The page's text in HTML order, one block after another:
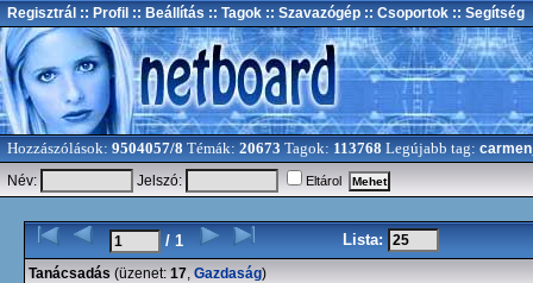
Regisztrál :: Profil :: Beállítás :: Tagok :: Szavazógép :: Csoportok :: Segítség
Hozzászólások: 9504057/8 Témák: 20673 Tagok: 113768 Legújabb tag:
Név:
Jelszó: Eltárol
/ 1 Lista:
Tanácsadás (üzenet: 17, Gazdaság)